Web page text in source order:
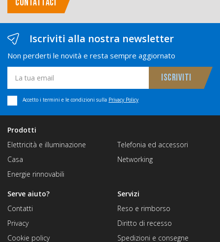
CONTATTACI
Iscriviti alla nostra newsletter
Non perderti le novità e resta sempre aggiornato
Accetto i termini e le condizioni sulla Privacy Policy
Prodotti
Elettricità e illuminazione
Casa
Energie rinnovabili
Telefonia ed accessori
Networking
Servizi
Reso e rimborso
Diritto di recesso
Spedizioni e consegne
Serve aiuto?
Contatti
Privacy
Cookie policy